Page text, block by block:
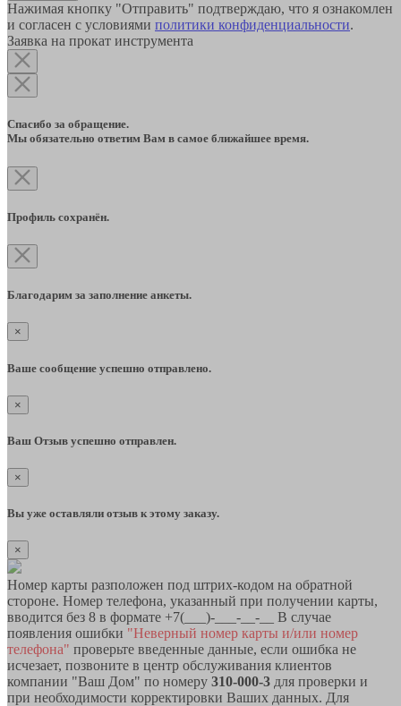
Нажимая кнопку "Отправить" подтверждаю, что я ознакомлен
и согласен с условиями политики конфиденциальности.
Заявка на прокат инструмента
Спасибо за обращение.
Мы обязательно ответим Вам в самое ближайшее время.
Профиль сохранён.
Благодарим за заполнение анкеты.
×
Ваше сообщение успешно отправлено.
×
Ваш Отзыв успешно отправлен.
×
Вы уже оставляли отзыв к этому заказу.
×
Номер карты разположен под штрих-кодом на обратной
стороне. Номер телефона, указанный при получении карты,
вводится без 8 в формате +7(___)-___-__-__ В случае
появления ошибки "Неверный номер карты и/или номер
телефона" проверьте введенные данные, если ошибка не
исчезает, позвоните в центр обслуживания клиентов
компании "Ваш Дом" по номеру 310-000-3 для проверки и
при необходимости корректировки Ваших данных. Для